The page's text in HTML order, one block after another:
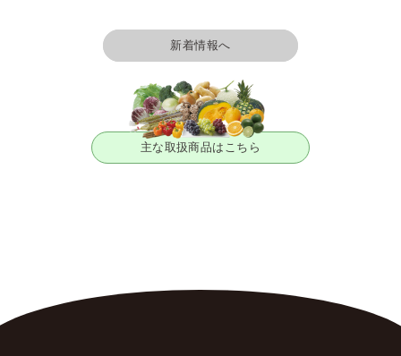
新着情報へ
主な取扱商品はこちら